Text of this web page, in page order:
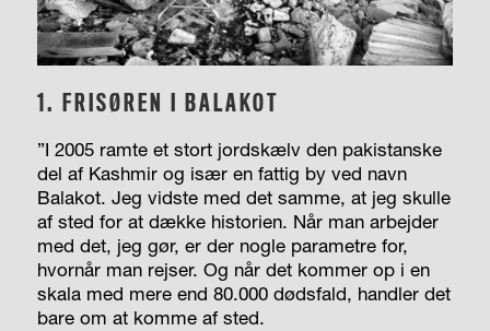
1. FRISØREN I BALAKOT
”I 2005 ramte et stort jordskælv den pakistanske
del af Kashmir og især en fattig by ved navn
Balakot. Jeg vidste med det samme, at jeg skulle
af sted for at dække historien. Når man arbejder
med det, jeg gør, er der nogle parametre for,
hvornår man rejser. Og når det kommer op i en
skala med mere end 80.000 dødsfald, handler det
bare om at komme af sted.